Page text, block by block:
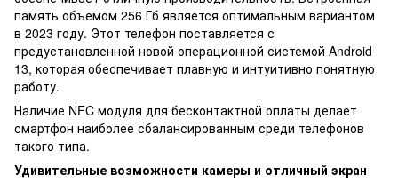
память объемом 256 Гб является оптимальным вариантом
в 2023 году. Этот телефон поставляется с
предустановленной новой операционной системой Android
13, которая обеспечивает плавную и интуитивно понятную
работу.
Наличие NFC модуля для бесконтактной оплаты делает
смартфон наиболее сбалансированным среди телефонов
такого типа.
Удивительные возможности камеры и отличный экран